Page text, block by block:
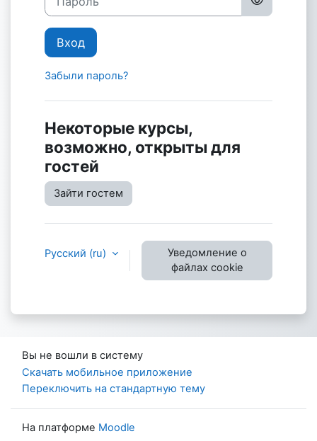
Вход
Забыли пароль?
Некоторые курсы,
возможно, открыты для
гостей
Зайти гостем
Русский ‎(ru)‎
Уведомление о
файлах cookie
Вы не вошли в систему
Скачать мобильное приложение
Переключить на стандартную тему
На платформе Moodle